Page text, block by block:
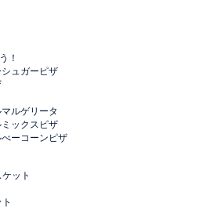
！
ュガーピザ
マルゲリータ
ックスピザ
ーコーンピザ
ット